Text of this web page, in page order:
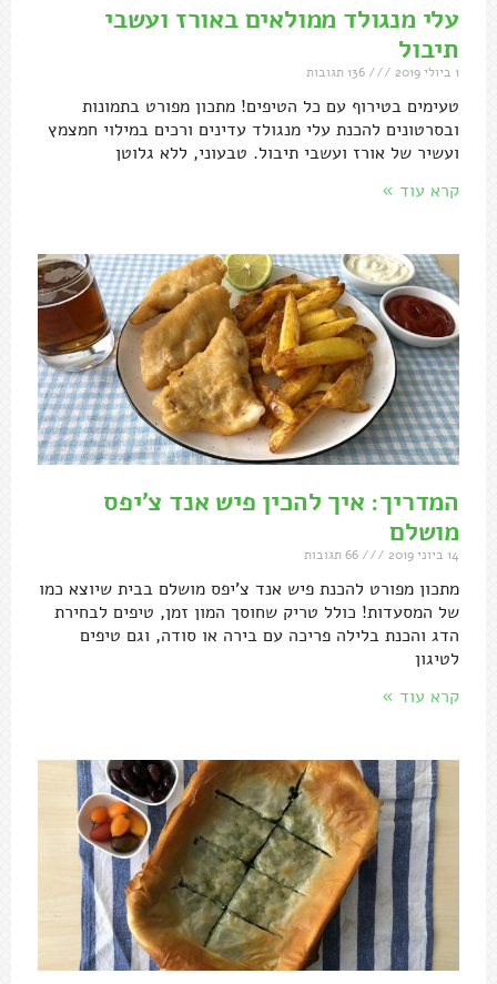
עלי מנגולד ממולאים באורז ועשבי
תיבול
1 ביולי 2019
טעימים בטירוף עם כל הטיפים! מתכון מפורט בתמונות
ובסרטונים להכנת עלי מנגולד עדינים ורכים במילוי חמצמץ
ועשיר של אורז ועשבי תיבול. טבעוני, ללא גלוטן
קרא עוד »
המדריך: איך להכין פיש אנד צ'יפס
מושלם
14 ביוני 2019
מתכון מפורט להכנת פיש אנד צ'יפס מושלם בבית שיוצא כמו
של המסעדות! כולל טריק שחוסך המון זמן, טיפים לבחירת
הדג והכנת בלילה פריכה עם בירה או סודה, וגם טיפים
לטיגון
קרא עוד »